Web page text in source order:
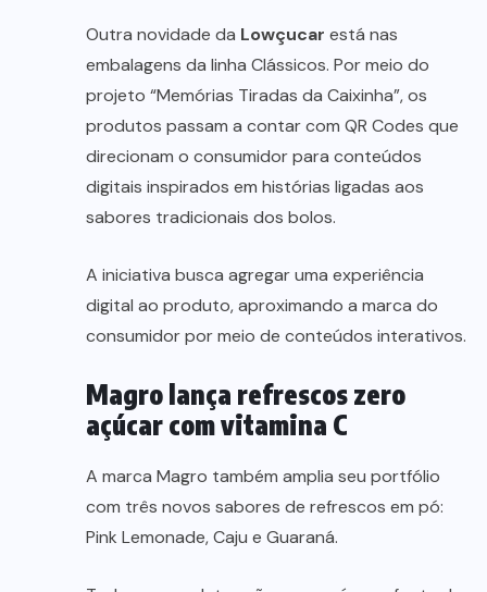
Outra novidade da Lowçucar está nas
embalagens da linha Clássicos. Por meio do
projeto “Memórias Tiradas da Caixinha”, os
produtos passam a contar com QR Codes que
direcionam o consumidor para conteúdos
digitais inspirados em histórias ligadas aos
sabores tradicionais dos bolos.
A iniciativa busca agregar uma experiência
digital ao produto, aproximando a marca do
consumidor por meio de conteúdos interativos.
Magro lança refrescos zero
açúcar com vitamina C
A marca Magro também amplia seu portfólio
com três novos sabores de refrescos em pó:
Pink Lemonade, Caju e Guaraná.